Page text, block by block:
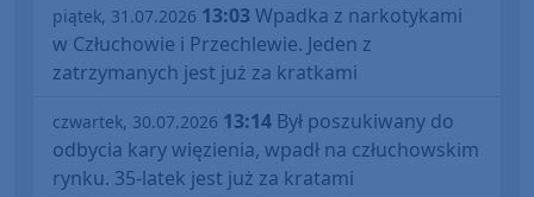
piątek, 31.07.2026 13:03Wpadka z narkotykami
w Człuchowie i Przechlewie. Jeden z
zatrzymanych jest już za kratkami
czwartek, 30.07.2026 13:14 Był poszukiwany do
odbycia kary więzienia, wpadł na człuchowskim
rynku. 35-latek jest już za kratami